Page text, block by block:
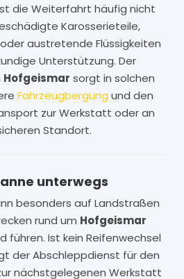
die Weiterfahrt häufig nicht
Karosserieteile,
austretende Flüssigkeiten
Unterstützung. Der
Hofgeismar sorgt in solchen
Fahrzeugbergungund den
zur Werkstatt oder an
Standort.
unterwegs
besonders auf Landstraßen
rund um Hofgeismar
führen. Ist kein Reifenwechsel
der Abschleppdienst für den
nächstgelegenen Werkstatt